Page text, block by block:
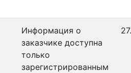
Информация о
заказчике доступна
только
зарегистрированным